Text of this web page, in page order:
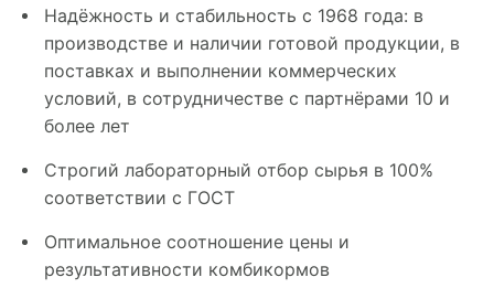
Надёжность и стабильность с 1968 года: в
производстве и наличии готовой продукции, в
поставках и выполнении коммерческих
условий, в сотрудничестве с партнёрами 10 и
более лет
Строгий лабораторный отбор сырья в 100%
соответствии с ГОСТ
Оптимальное соотношение цены и
результативности комбикормов